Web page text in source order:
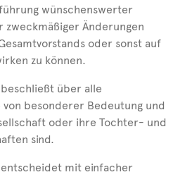
wünschenswerter
zweckmäßiger Änderungen
oder sonst auf
zu können.
über alle
besonderer Bedeutung und
oder ihre Tochter- und
sind.
mit einfacher